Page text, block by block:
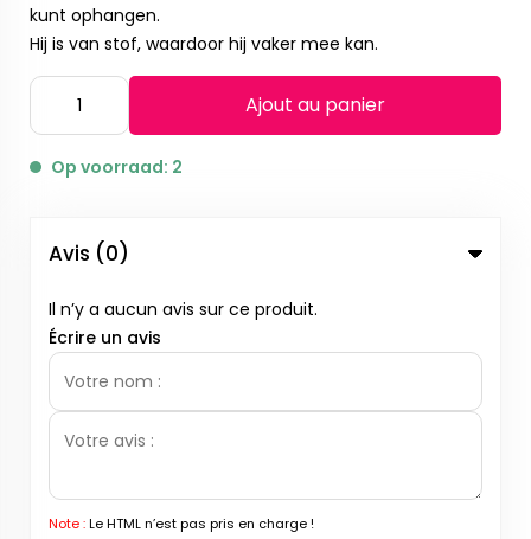
kunt ophangen.
Hij is van stof, waardoor hij vaker mee kan.
Ajout au panier
Op voorraad: 2
Avis (0)
Il n’y a aucun avis sur ce produit.
Écrire un avis
Note :Le HTML n’est pas pris en charge !